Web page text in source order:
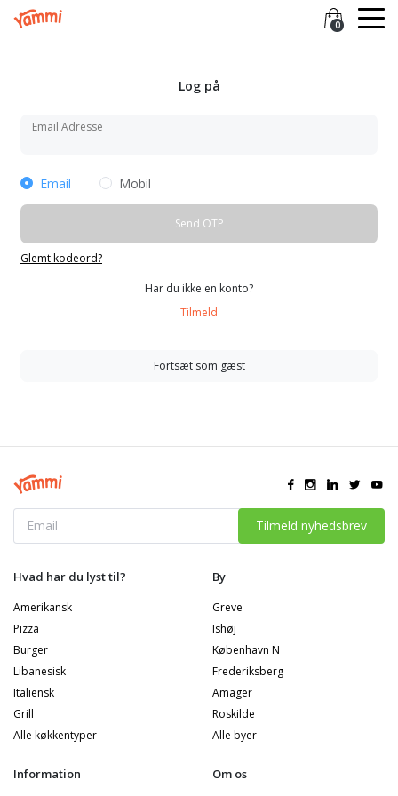
0
Log på
Email Adresse
Email Mobil
Send OTP
Glemt kodeord?
Har du ikke en konto?
Tilmeld
Fortsæt som gæst
Tilmeld nyhedsbrev
Hvad har du lyst til?
Amerikansk
Pizza
Burger
Libanesisk
Italiensk
Grill
Alle køkkentyper
By
Greve
Ishøj
København N
Frederiksberg
Amager
Roskilde
Alle byer
Information Om os